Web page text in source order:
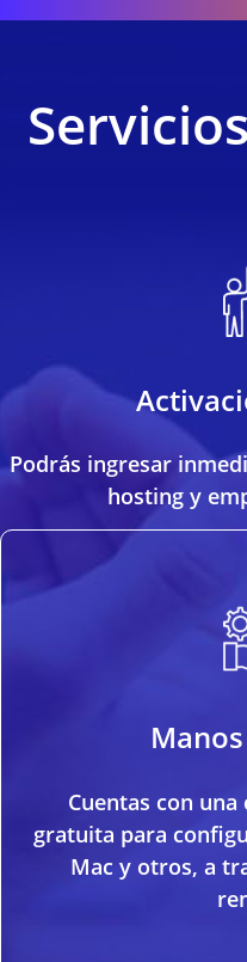
Podrás ingresar
hosting y
Cuentas con
gratuita para
Mac y otros, a